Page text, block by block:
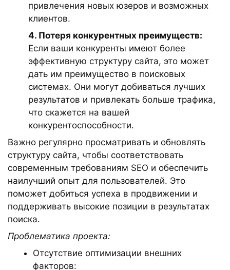
привлечения новых юзеров и возможных
клиентов.
4. Потеря конкурентных преимуществ:
Если ваши конкуренты имеют более
эффективную структуру сайта, это может
дать им преимущество в поисковых
системах. Они могут добиваться лучших
результатов и привлекать больше трафика,
что скажется на вашей
конкурентоспособности.
Важно регулярно просматривать и обновлять
структуру сайта, чтобы соответствовать
современным требованиям SEO и обеспечить
наилучший опыт для пользователей. Это
поможет добиться успеха в продвижении и
поддерживать высокие позиции в результатах
поиска.
Проблематика проекта:
Отсутствие оптимизации внешних
факторов: